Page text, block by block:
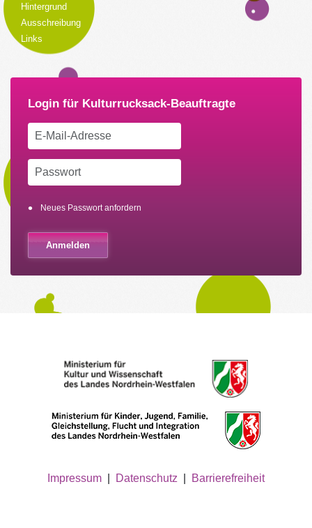
Hintergrund
Ausschreibung
Links
Neues Passwort anfordern
Impressum Datenschutz Barrierefreiheit